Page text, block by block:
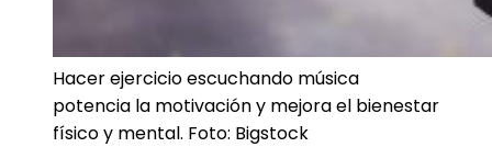
Hacer ejercicio escuchando música
potencia la motivación y mejora el bienestar
físico y mental. Foto: Bigstock